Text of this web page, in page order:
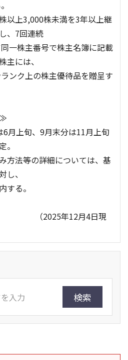
以上3,000株未満を3年以上継
、7回連続
主番号で株主名簿に記載
主には、
上の株主優待品を贈呈す
月上旬、9月末分は11月上旬
。
法等の詳細については、基
し、
る。
年12月4日現
検索